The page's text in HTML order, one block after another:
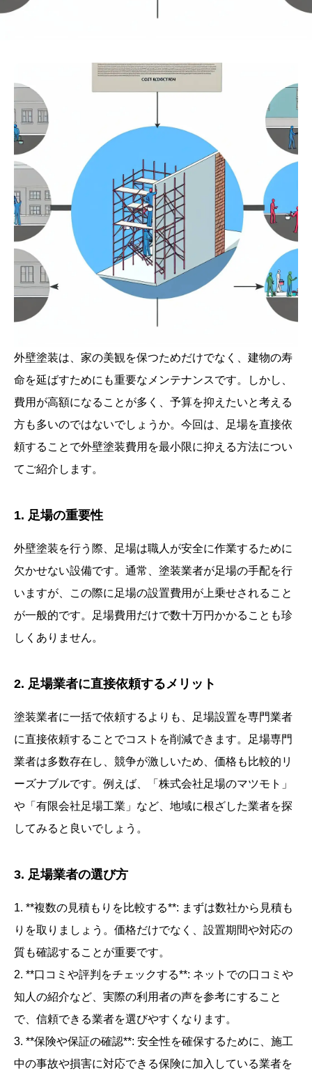
外壁塗装は、家の美観を保つためだけでなく、建物の寿
命を延ばすためにも重要なメンテナンスです。しかし、
費用が高額になることが多く、予算を抑えたいと考える
方も多いのではないでしょうか。今回は、足場を直接依
頼することで外壁塗装費用を最小限に抑える方法につい
てご紹介します。
1. 足場の重要性
外壁塗装を行う際、足場は職人が安全に作業するために
欠かせない設備です。通常、塗装業者が足場の手配を行
いますが、この際に足場の設置費用が上乗せされること
が一般的です。足場費用だけで数十万円かかることも珍
しくありません。
2. 足場業者に直接依頼するメリット
塗装業者に一括で依頼するよりも、足場設置を専門業者
に直接依頼することでコストを削減できます。足場専門
業者は多数存在し、競争が激しいため、価格も比較的リ
ーズナブルです。例えば、「株式会社足場のマツモト」
や「有限会社足場工業」など、地域に根ざした業者を探
してみると良いでしょう。
3. 足場業者の選び方
1. **複数の見積もりを比較する**: まずは数社から見積も
りを取りましょう。価格だけでなく、設置期間や対応の
質も確認することが重要です。
2. **口コミや評判をチェックする**: ネットでの口コミや
知人の紹介など、実際の利用者の声を参考にすること
で、信頼できる業者を選びやすくなります。
3. **保険や保証の確認**: 安全性を確保するために、施工
中の事故や損害に対応できる保険に加入している業者を